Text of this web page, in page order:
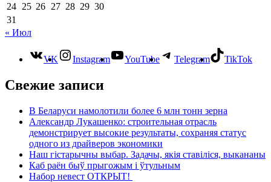
24 25 26 27 28 29 30
31
« Июл
VK Instagram YouTube Telegram TikTok
Свежие записи
В Беларуси намолотили более 6 млн тонн зерна
Александр Лукашенко: строительная отрасль
демонстрирует высокие результаты, сохраняя статус
одного из драйверов экономики
Наш гістарычны выбар. Задачы, якія ставіліся, выкананы
Каб раён быў прыгожым і ўтульным
Набор невест ОТКРЫТ!